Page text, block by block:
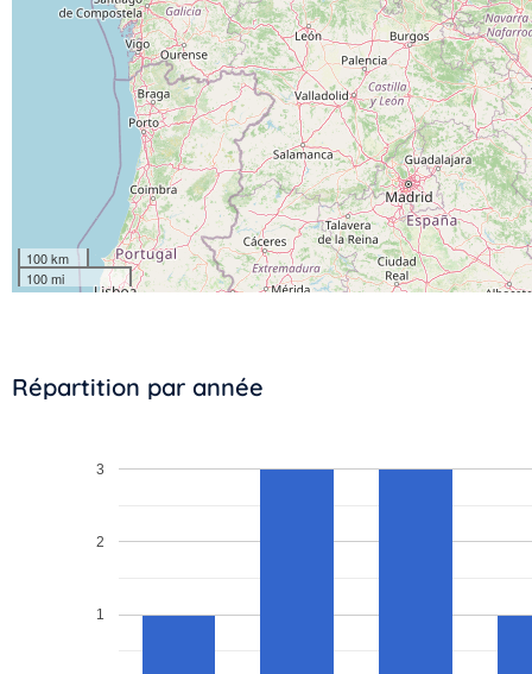
100 km
100 mi
Répartition par année
1
2
3